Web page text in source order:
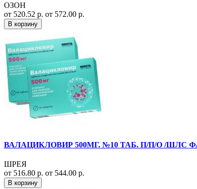
ОЗОН
от 520.52 р. от 572.00 р.
В корзину
ВАЛАЦИКЛОВИР 500МГ. №10 ТАБ. П/П/О /ШЛС
ШРЕЯ
от 516.80 р. от 544.00 р.
В корзину